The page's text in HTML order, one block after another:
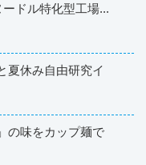
ドル特化型工場...
夏休み自由研究イ
の味をカップ麺で